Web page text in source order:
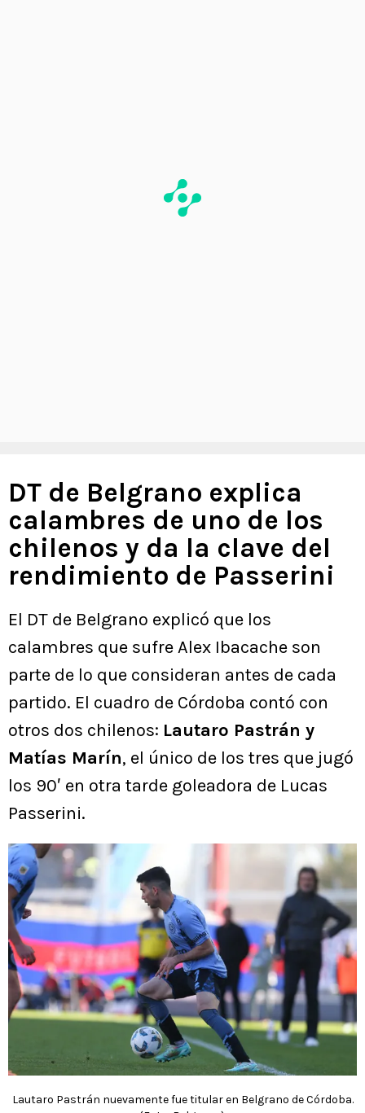
DT de Belgrano explica
calambres de uno de los
chilenos y da la clave del
rendimiento de Passerini
El DT de Belgrano explicó que los
calambres que sufre Alex Ibacache son
parte de lo que consideran antes de cada
partido. El cuadro de Córdoba contó con
otros dos chilenos: Lautaro Pastrán y
Matías Marín, el único de los tres que jugó
los 90′ en otra tarde goleadora de Lucas
Passerini.
Lautaro Pastrán nuevamente fue titular en Belgrano de Córdoba.